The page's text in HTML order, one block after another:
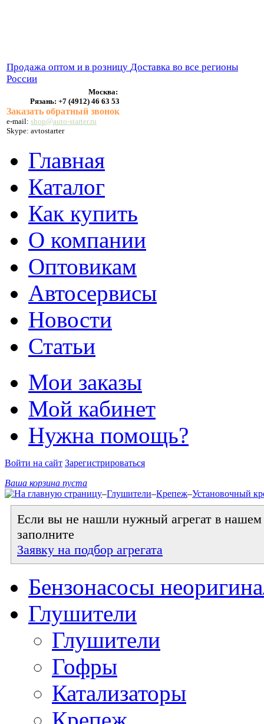
Продажа оптом и в розницу Доставка во все регионы
России
Москва:
Рязань: +7 (4912) 46 63 53
Заказать обратный звонок
e-mail: shop@auto-starter.ru
Skype: avtostarter
Главная
Каталог
Как купить
О компании
Оптовикам
Автосервисы
Новости
Статьи
Мои заказы
Мой кабинет
Нужна помощь?
Войти на сайт Зарегистрироваться
Ваша корзина пуста
–Глушители–Крепеж–Установочный
Если вы не нашли нужный агрегат в нашем
заполните
Заявку на подбор агрегата
Бензонасосы
Глушители
Глушители
Гофры
Катализаторы